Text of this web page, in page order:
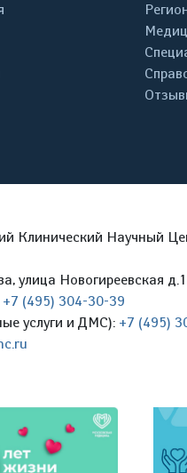
Клинический Научный
улица Новогиреевская
+7 (495) 304-30-39
услуги и ДМС): +7 (495)